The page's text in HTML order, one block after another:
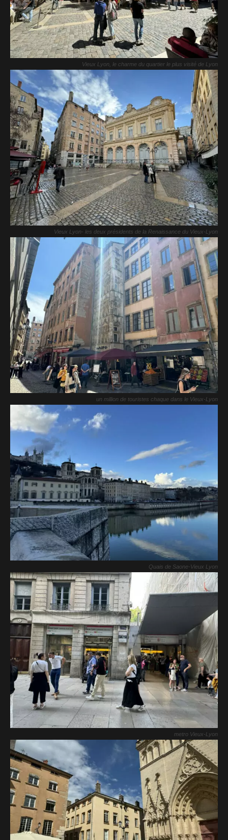
Vieux Lyon, le charme du quartier le plus visité de Lyon
Vieux Lyon- les deux présidents de la Renaissance du Vieux-Lyon
un million de touristes chaque dans le Vieux-Lyon
Quais de Saone-Vieux Lyon
metro Vieux-Lyon